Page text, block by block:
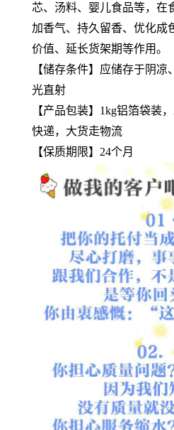
芯、汤料、婴儿食品等，在
加香气、持久留香、优化成
价值、延长货架期等作用。
【储存条件】应储存于阴
光直射
【产品包装】1kg铝箔袋装
快递，大货走物流
【保质期限】24个月